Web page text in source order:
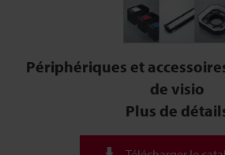
Périphériques et
de visio
Plus de